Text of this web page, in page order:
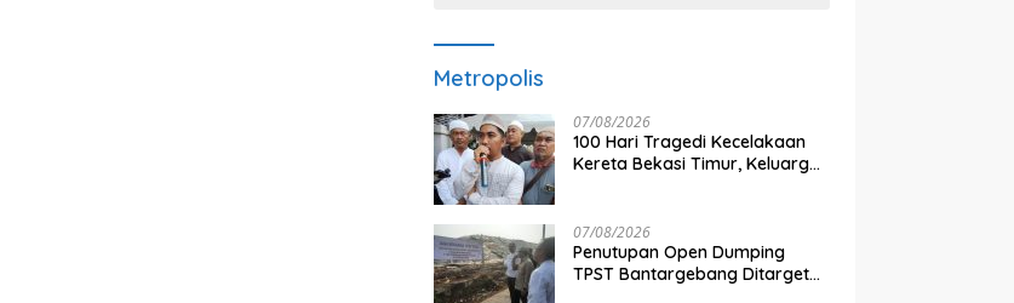
Metropolis
07/08/2026
100 Hari Tragedi Kecelakaan
Kereta Bekasi Timur, Keluarga
07/08/2026
Penutupan Open Dumping
TPST Bantargebang Ditarget